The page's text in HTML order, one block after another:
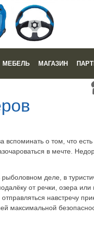
МЕБЕЛЬ МАГАЗИН
о том, что
в мечте.
деле, в
от речки, озера
навстречу
максимальной